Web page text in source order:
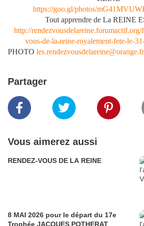
https://goo.gl/photos/
Tout apprendre de La REINE
http://rendezvousdelareine.forumactif.org/
vous-de-la-reine-royalement-fete-le-
PHOTO les.rendezvousdelareine@orange.fr
Partager
Vous aimerez aussi
RENDEZ-VOUS DE LA REINE
8 MAI 2026 pour le départ du 17e
Trophée JACQUES POTHERAT